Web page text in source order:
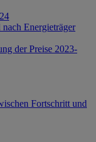
Energieträger
der Preise 2023-
Fortschritt und